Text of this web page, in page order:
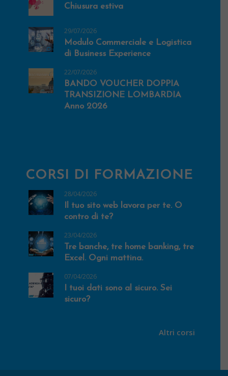
Chiusura estiva
29/07/2026
Modulo Commerciale e Logistica
di Business Experience
22/07/2026
BANDO VOUCHER DOPPIA
TRANSIZIONE LOMBARDIA
Anno 2026
CORSI DI FORMAZIONE
28/04/2026
Il tuo sito web lavora per te. O
contro di te?
23/04/2026
Tre banche, tre home banking, tre
Excel. Ogni mattina.
07/04/2026
I tuoi dati sono al sicuro. Sei
sicuro?
Altri corsi